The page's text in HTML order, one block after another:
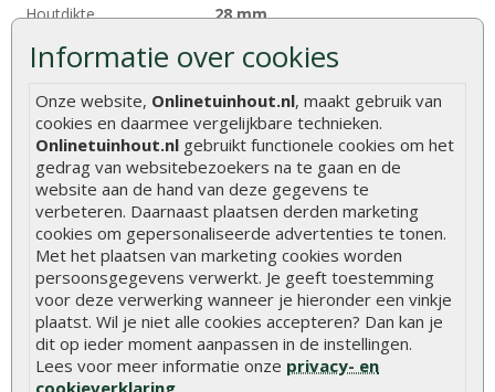
Informatie over cookies
Onze website, Onlinetuinhout.nl, maakt gebruik van
cookies en daarmee vergelijkbare technieken.
Onlinetuinhout.nl gebruikt functionele cookies om het
gedrag van websitebezoekers na te gaan en de
website aan de hand van deze gegevens te
verbeteren. Daarnaast plaatsen derden marketing
cookies om gepersonaliseerde advertenties te tonen.
Met het plaatsen van marketing cookies worden
persoonsgegevens verwerkt. Je geeft toestemming
voor deze verwerking wanneer je hieronder een vinkje
plaatst. Wil je niet alle cookies accepteren? Dan kan je
dit op ieder moment aanpassen in de instellingen.
Lees voor meer informatie onze privacy- en
cookieverklaring.
Houtdikte
28 mm
Afmetingen
300 x 300 + 70 cm
Breedte
300 cm
Diepte
300 + 70 cm
Funderingsmaat
280 x 280 cm
Nokhoogte
ca. 245 cm
Deurhoogte
ca. 190 cm (inclusief kozijn)
Ramen
1 te openen raam (enkel glas)
Dakafwerking
Zadeldak
Model
Klassiek model